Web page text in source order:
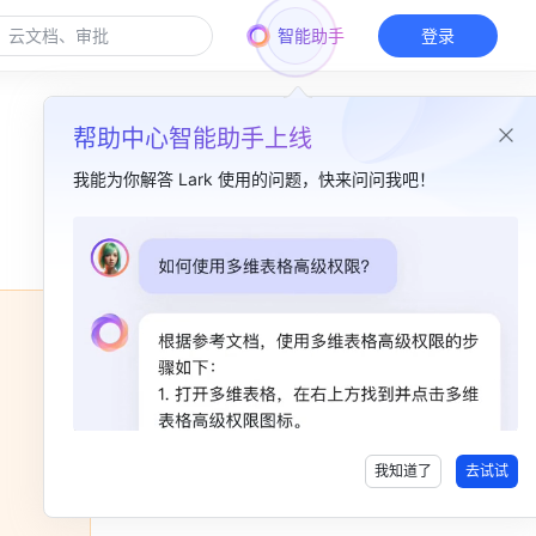
智能助手
帮助中心智能助手上线
我能为你解答 Lark 使用的问题，快来问问我吧！
我知道了 去试试
登录
本篇目录
难题2：临时有事无法线下参会？​
难题3：信息难对齐、节奏难统一？​